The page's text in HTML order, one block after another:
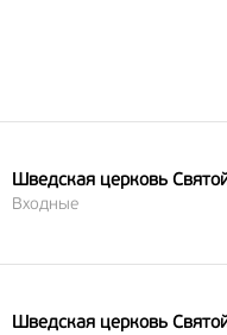
Шведская церковь
Входные
Шведская церковь